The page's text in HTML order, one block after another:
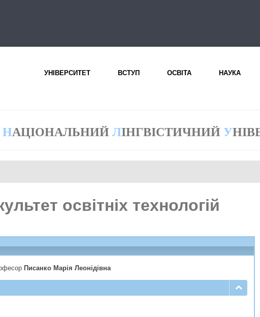
УНІВЕРСИТЕТ ВСТУП ОСВІТА НАУКА
НАЦІОНАЛЬНИЙ ЛІНГВІСТИЧНИЙ У
освітніх технологій
Писанко Марія Леонідівна